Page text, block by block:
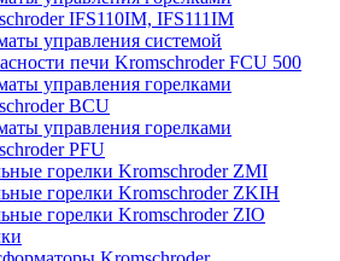
IFS110IM, IFS111IM
управления системой
печи Kromschroder FCU 500
управления горелками
BCU
управления горелками
PFU
горелки Kromschroder ZМI
горелки Kromschroder ZKIH
горелки Kromschroder ZIO